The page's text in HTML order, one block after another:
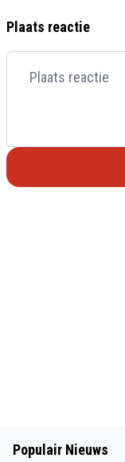
Plaats reactie
Populair Nieuws